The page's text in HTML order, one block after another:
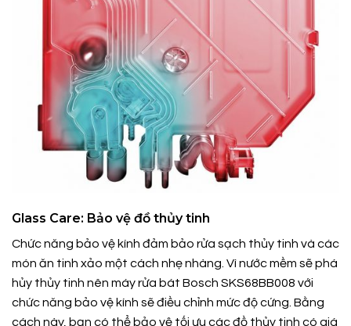
Glass Care: Bảo vệ đồ thủy tinh
Chức năng bảo vệ kính đảm bảo rửa sạch thủy tinh và các
món ăn tinh xảo một cách nhẹ nhàng. Vì nước mềm sẽ phá
hủy thủy tinh nên máy rửa bát Bosch SKS68BB008 với
chức năng bảo vệ kính sẽ điều chỉnh mức độ cứng. Bằng
cách này, bạn có thể bảo vệ tối ưu các đồ thủy tinh có giá